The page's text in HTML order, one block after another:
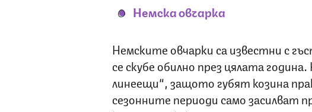
Немска овчарка
Немските овчарки са известни с
се скубе обилно през цялата
линеещи“, защото губят козина
сезонните периоди само засилват